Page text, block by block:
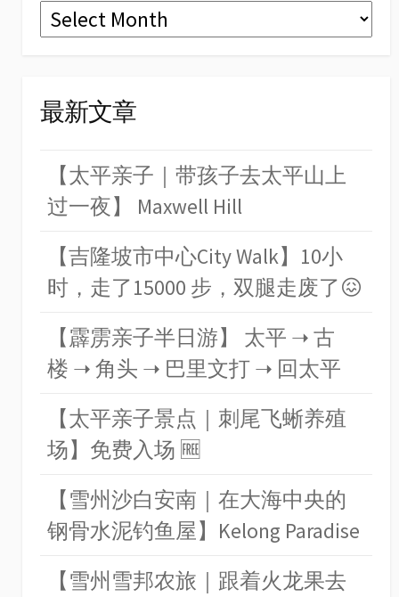
Archives
最新文章
【太平亲子｜带孩子去太平山上
过一夜】 Maxwell Hill
【吉隆坡市中心City Walk】10小
时，走了15000 步，双腿走废了😖
【霹雳亲子半日游】 太平 ➝ 古
楼 ➝ 角头 ➝ 巴里文打 ➝ 回太平
【太平亲子景点｜刺尾飞蜥养殖
场】免费入场 🆓
【雪州沙白安南｜在大海中央的
钢骨水泥钓鱼屋】Kelong Paradise
【雪州雪邦农旅｜跟着火龙果去